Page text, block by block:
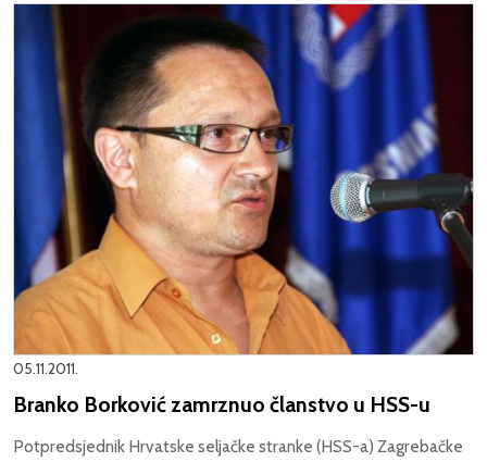
05.11.2011.
Branko Borković zamrznuo članstvo u HSS-u
Potpredsjednik Hrvatske seljačke stranke (HSS-a) Zagrebačke